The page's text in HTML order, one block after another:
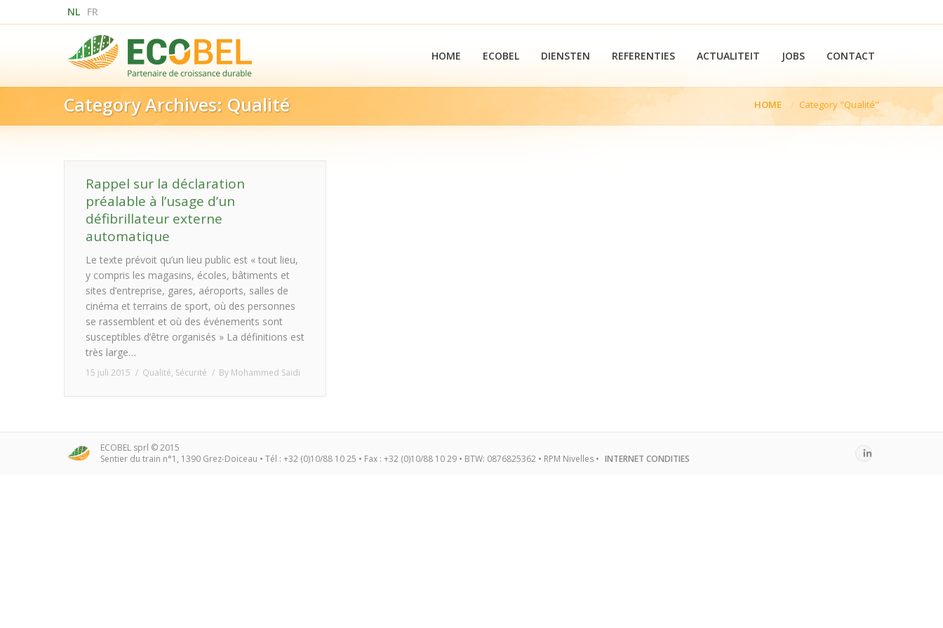
NL FR
HOME ECOBEL DIENSTEN REFERENTIES ACTUALITEIT JOBS CONTACT
Category Archives: Qualité HOME Category "Qualité"
Rappel sur la déclaration
préalable à l’usage d’un
défibrillateur externe
automatique
Le texte prévoit qu’un lieu public est « tout lieu,
y compris les magasins, écoles, bâtiments et
sites d’entreprise, gares, aéroports, salles de
cinéma et terrains de sport, où des personnes
se rassemblent et où des événements sont
susceptibles d’être organisés » La définitions est
très large…
15 juli 2015 Qualité, Sécurité By Mohammed Saidi
ECOBEL sprl © 2015
Sentier du train n°1, 1390 Grez-Doiceau • Tél : +32 (0)10/88 10 25 • Fax : +32 (0)10/88 10 29 • BTW: 0876825362 • RPM Nivelles • INTERNET CONDITIES